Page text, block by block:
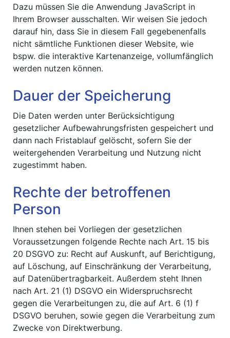
Dazu müssen Sie die Anwendung JavaScript in
Ihrem Browser ausschalten. Wir weisen Sie jedoch
darauf hin, dass Sie in diesem Fall gegebenenfalls
nicht sämtliche Funktionen dieser Website, wie
bspw. die interaktive Kartenanzeige, vollumfänglich
werden nutzen können.
Dauer der Speicherung
Die Daten werden unter Berücksichtigung
gesetzlicher Aufbewahrungsfristen gespeichert und
dann nach Fristablauf gelöscht, sofern Sie der
weitergehenden Verarbeitung und Nutzung nicht
zugestimmt haben.
Rechte der betroffenen
Person
Ihnen stehen bei Vorliegen der gesetzlichen
Voraussetzungen folgende Rechte nach Art. 15 bis
20 DSGVO zu: Recht auf Auskunft, auf Berichtigung,
auf Löschung, auf Einschränkung der Verarbeitung,
auf Datenübertragbarkeit. Außerdem steht Ihnen
nach Art. 21 (1) DSGVO ein Widerspruchsrecht
gegen die Verarbeitungen zu, die auf Art. 6 (1) f
DSGVO beruhen, sowie gegen die Verarbeitung zum
Zwecke von Direktwerbung.